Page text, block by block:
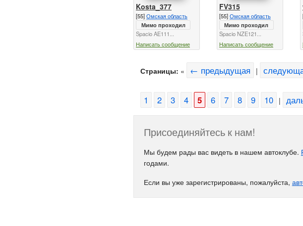
Kosta_377
[55]Омская область
Мимо проходил
Spacio AE111...
Написать сообщение
FV315
[55]Омская область
Мимо проходил
Spacio NZE121...
Написать сообщение
Страницы: « ← предыдущая |
1 2 3 4 5 6 7 8 9 10 |
Присоединяйтесь к нам!
Мы будем рады вас видеть в нашем автоклубе.
годами.
Если вы уже зарегистрированы, пожалуйста,